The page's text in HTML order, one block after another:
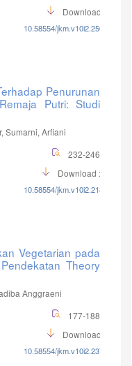
Download :9
10.58554/jkm.v10i2.250
Penurunan
Putri: Studi
Sumarni, Arfiani
232-246
Download :12
10.58554/jkm.v10i2.218
Vegetarian pada
Theory
Anggraeni
177-188
Download :6
10.58554/jkm.v10i2.237